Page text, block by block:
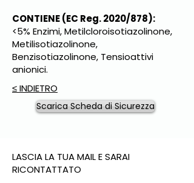
CONTIENE (EC Reg. 2020/878):
<5% Enzimi, Metilcloroisotiazolinone,
Metilisotiazolinone,
Benzisotiazolinone, Tensioattivi
anionici.
≤ INDIETRO
Scarica Scheda di Sicurezza
LASCIA LA TUA MAIL E SARAI
RICONTATTATO